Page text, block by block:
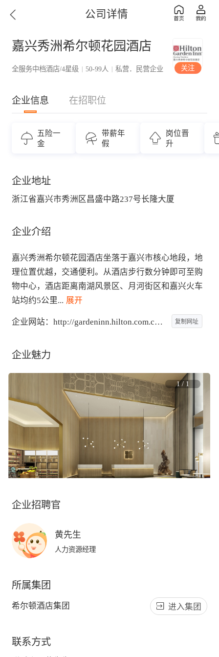
公司详情
嘉兴秀洲希尔顿花园酒店
全服务中档酒店/4星级 | 50-99人 | 私营．民营企业 关注
企业信息 在招职位
五险一
金
带薪年
假
岗位晋
升
企业地址
浙江省嘉兴市秀洲区昌盛中路237号长隆大厦
企业介绍
嘉兴秀洲希尔顿花园酒店坐落于嘉兴市核心地段，地
理位置优越，交通便利。从酒店步行数分钟即可至购
物中心，酒店距离南湖风景区、月河街区和嘉兴火车
站均约5公里... 展开
企业网站： http://gardeninn.hilton.com.cn/jiaxingxiuzhou
复制网址
企业魅力
1/ 1
企业招聘官
黄先生
人力资源经理
所属集团
希尔顿酒店集团 进入集团
联系方式